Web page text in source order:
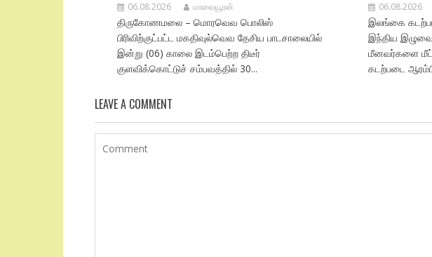
06.08.2026 மாவையூரன்
திருகோணமலை – மொரவெவ பொலிஸ்
பிரிவிற்குட்பட்ட மகதிவுல்வெவ தேசிய பாடசாலையில்
இன்று (06) காலை இடம்பெற்ற திடீர்
குளவிக்கொட்டுச் சம்பவத்தில் 30...
06.08.2026
இலங்கை
இந்திய
மீனவர்களை
கடற்படை
LEAVE A COMMENT